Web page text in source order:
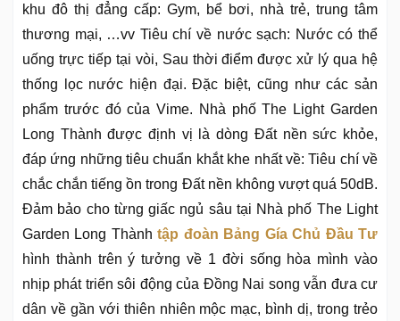
khu đô thị đẳng cấp: Gym, bể bơi, nhà trẻ, trung tâm
thương mại, …vv Tiêu chí về nước sạch: Nước có thể
uống trực tiếp tại vòi, Sau thời điểm được xử lý qua hệ
thống lọc nước hiện đại. Đặc biệt, cũng như các sản
phẩm trước đó của Vime. Nhà phố The Light Garden
Long Thành được định vị là dòng Đất nền sức khỏe,
đáp ứng những tiêu chuẩn khắt khe nhất về: Tiêu chí về
chắc chắn tiếng ồn trong Đất nền không vượt quá 50dB.
Đảm bảo cho từng giấc ngủ sâu tại Nhà phố The Light
Garden Long Thànhtập đoàn Bảng Gía Chủ Đầu Tư
hình thành trên ý tưởng về 1 đời sống hòa mình vào
nhịp phát triển sôi động của Đồng Nai song vẫn đưa cư
dân về gần với thiên nhiên mộc mạc, bình dị, trong trẻo